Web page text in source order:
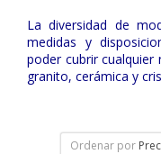
La diversidad de
medidas y
poder cubrir cualquier
granito, cerámica y
Ordenar por